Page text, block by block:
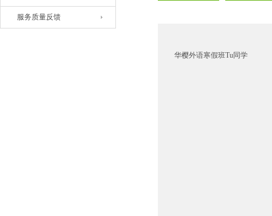
服务质量反馈
华樱外语寒假班Tu同学